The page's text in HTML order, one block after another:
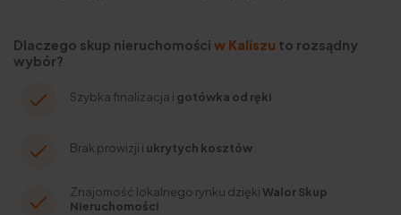
Dlaczego skup nieruchomości w Kaliszu to rozsądny
wybór?
Szybka finalizacja i gotówka od ręki
Brak prowizji i ukrytych kosztów
Znajomość lokalnego rynku dziękiWalor Skup
Nieruchomości